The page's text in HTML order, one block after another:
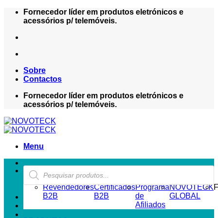
Skip
Fornecedor líder em produtos eletrónicos e
acessórios p/ telemóveis.
Sobre
Contactos
Fornecedor líder em produtos eletrónicos e
acessórios p/ telemóveis.
Menu
Products
search
ZONA REVENDEDOR-B2B
Revendedores
B2B
Certificados
B2B
Programa
de
Afiliados
NOVOTECK
GLOBAL